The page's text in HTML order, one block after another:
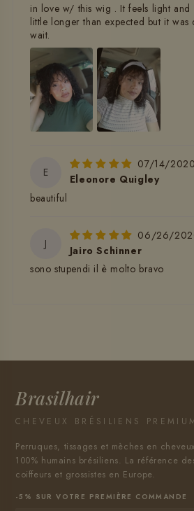
in love w/ this wig . It feels light and
little longer than expected but it
wait.
E
07/14/2020
Eleonore Quigley
beautiful
J
06/26/
Jairo Schinner
sono stupendi il è molto bravo
Brasilhair
CHEVEUX BRÉSILIENS
Perruques, tissages et mèches en cheveux
100% humains brésiliens. La référence
coiffeurs et grossistes en Europe.
-5% SUR VOTRE PREMIÈRE COMMANDE